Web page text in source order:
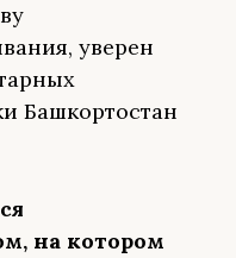
уверен
Башкортостан
на котором